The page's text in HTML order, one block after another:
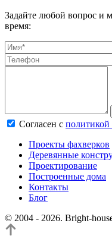
Задайте любой вопрос и
время:
Согласен c политикой
Проекты фахверков
Деревянные
Проектирование
Построенные дома
Контакты
Блог
© 2004 - 2026. Bright-